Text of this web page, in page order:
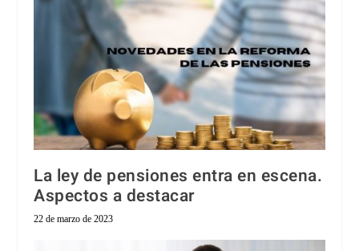
La ley de pensiones entra en escena.
Aspectos a destacar
22 de marzo de 2023